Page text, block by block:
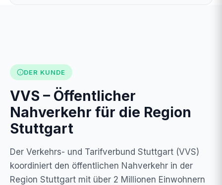
DER KUNDE
VVS – Öffentlicher
Nahverkehr für die Region
Stuttgart
Der Verkehrs- und Tarifverbund Stuttgart (VVS)
koordiniert den öffentlichen Nahverkehr in der
Region Stuttgart mit über 2 Millionen Einwohnern